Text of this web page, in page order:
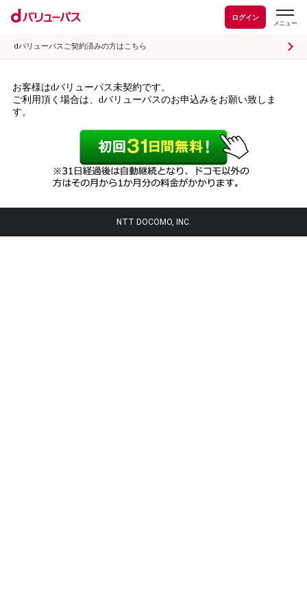
ログイン
dバリューパスご契約済みの方はこちら
お客様はdバリューパス未契約です。
ご利用頂く場合は、dバリューパスのお申込みをお願い致しま
す。
NTT DOCOMO, INC.